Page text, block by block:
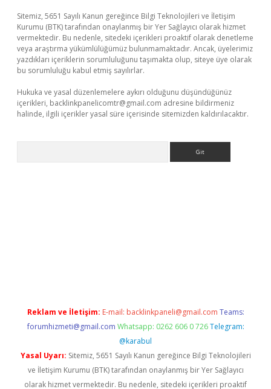
Sitemiz, 5651 Sayılı Kanun gereğince Bilgi Teknolojileri ve İletişim
Kurumu (BTK) tarafından onaylanmış bir Yer Sağlayıcı olarak hizmet
vermektedir. Bu nedenle, sitedeki içerikleri proaktif olarak denetleme
veya araştırma yükümlülüğümüz bulunmamaktadır. Ancak, üyelerimiz
yazdıkları içeriklerin sorumluluğunu taşımakta olup, siteye üye olarak
bu sorumluluğu kabul etmiş sayılırlar.
Hukuka ve yasal düzenlemelere aykırı olduğunu düşündüğünüz
içerikleri, backlinkpanelicomtr@gmail.com adresine bildirmeniz
halinde, ilgili içerikler yasal süre içerisinde sitemizden kaldırılacaktır.
Reklam ve İletişim: E-mail: backlinkpaneli@gmail.com Teams:
forumhizmeti@gmail.com Whatsapp: 0262 606 0 726 Telegram:
@karabul
Yasal Uyarı: Sitemiz, 5651 Sayılı Kanun gereğince Bilgi Teknolojileri
ve İletişim Kurumu (BTK) tarafından onaylanmış bir Yer Sağlayıcı
olarak hizmet vermektedir. Bu nedenle, sitedeki içerikleri proaktif